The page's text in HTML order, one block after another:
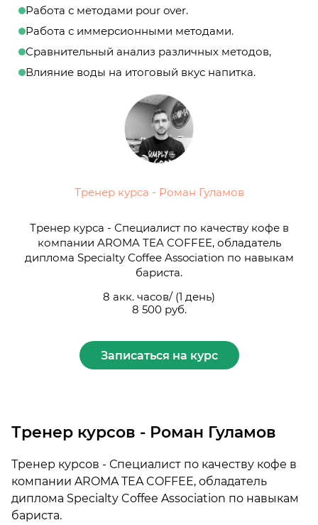
Работа с методами pour over.
Работа с иммерсионными методами.
Сравнительный анализ различных методов,
Влияние воды на итоговый вкус напитка.
Тренер курса - Роман Гуламов
Тренер курса - Специалист по качеству кофе в
компании AROMA TEA COFFEE, обладатель
диплома Specialty Coffee Association по навыкам
бариста.
8 акк. часов/ (1 день)
8 500 руб.
Записаться на курс
Тренер курсов - Роман Гуламов
Тренер курсов - Специалист по качеству кофе в
компании AROMA TEA COFFEE, обладатель
диплома Specialty Coffee Association по навыкам
бариста.